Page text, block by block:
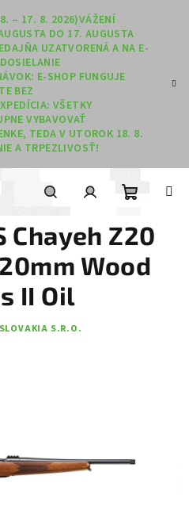
– 17. 8. 2026)VÁŽENÍ
DO 17. AUGUSTA
UZATVORENÁ A NA E-
E-SHOP FUNGUJE
BEZ
VŠETKY
VYBAVOVAŤ
TEDA V UTOROK 18. 8.
A TRPEZLIVOSŤ!
Hľadať
Chayeh Z20
Wood
II Oil
S.R.O.